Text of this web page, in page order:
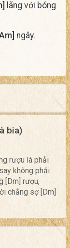
lãng với bóng
ngây.
bia)
rượu là phải
không phải
[Dm] rượu,
chẳng sợ [Dm]